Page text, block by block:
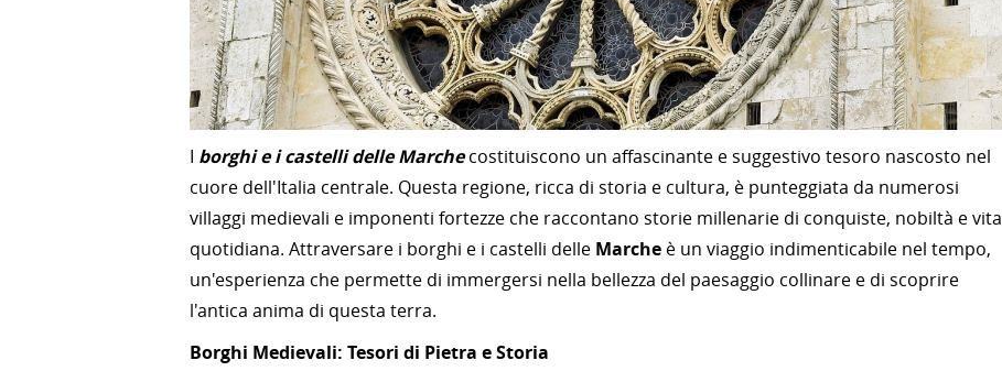
I borghi e i castelli delle Marche costituiscono un affascinante e suggestivo tesoro nascosto nel
cuore dell'Italia centrale. Questa regione, ricca di storia e cultura, è punteggiata da numerosi
villaggi medievali e imponenti fortezze che raccontano storie millenarie di conquiste, nobiltà e vita
quotidiana. Attraversare i borghi e i castelli delle Marche è un viaggio indimenticabile nel tempo,
un'esperienza che permette di immergersi nella bellezza del paesaggio collinare e di scoprire
l'antica anima di questa terra.
Borghi Medievali: Tesori di Pietra e Storia